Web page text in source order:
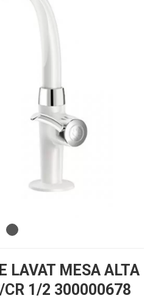
LAVAT MESA ALTA
CR 1/2 300000678